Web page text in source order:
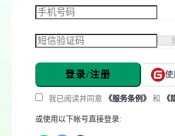
登录/注册 使
我已阅读并同意 《服务条例》 和 《
或使用以下帐号直接登录: